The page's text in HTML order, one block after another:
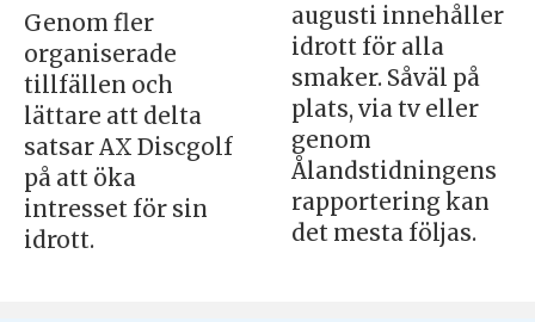
Genom fler
organiserade
tillfällen och
lättare att delta
satsar AX Discgolf
på att öka
intresset för sin
idrott.
augusti innehåller
idrott för alla
smaker. Såväl på
plats, via tv eller
genom
Ålandstidningens
rapportering kan
det mesta följas.